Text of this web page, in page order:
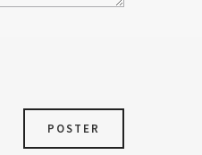
POSTER